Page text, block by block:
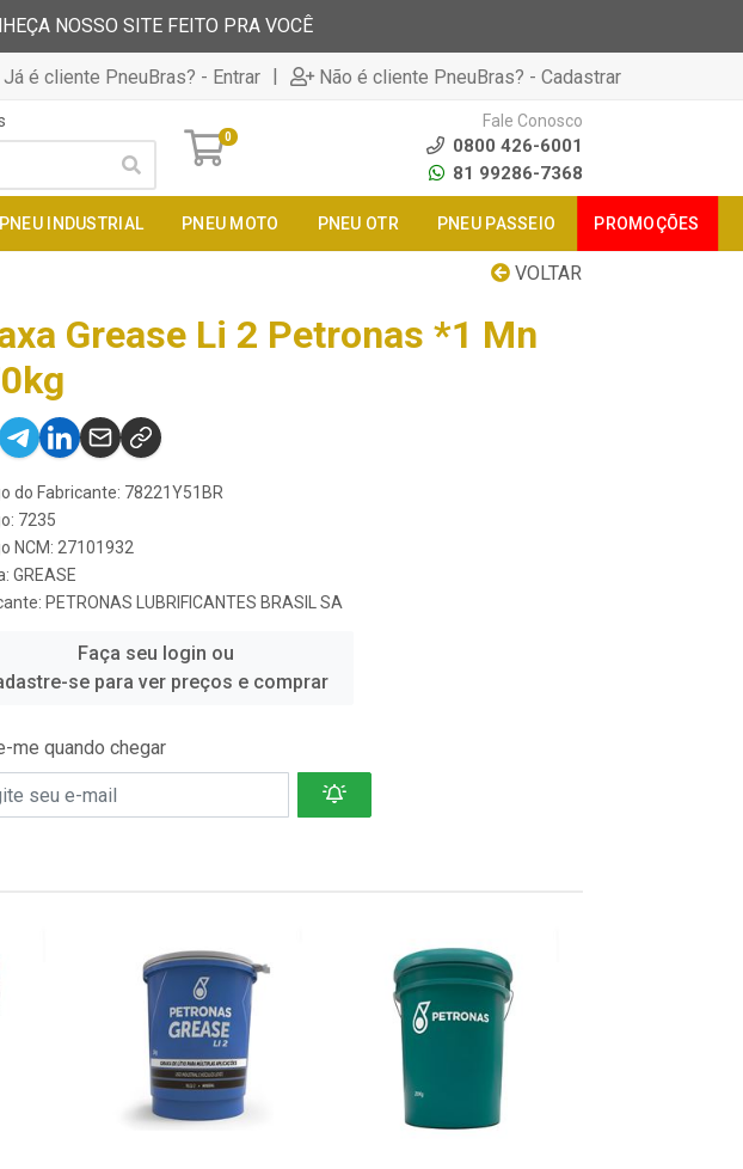
NOSSO SITE FEITO PRA VOCÊ
Já é cliente PneuBras? - Entrar | Não é cliente PneuBras? - Cadastrar
0
Fale Conosco
0800 426-6001
81 99286-7368
PNEU INDUSTRIAL PNEU MOTO PNEU OTR PNEU PASSEIO PROMOÇÕES
VOLTAR
Grease Li 2 Petronas *1 Mn
do Fabricante: 78221Y51BR
7235
NCM: 27101932
GREASE
PETRONAS LUBRIFICANTES BRASIL SA
Faça seu login ou
se para ver preços e comprar
me quando chegar